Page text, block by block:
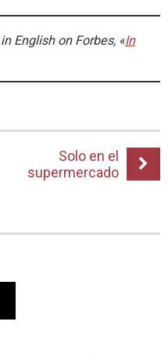
English on Forbes, «In
Solo en el
supermercado